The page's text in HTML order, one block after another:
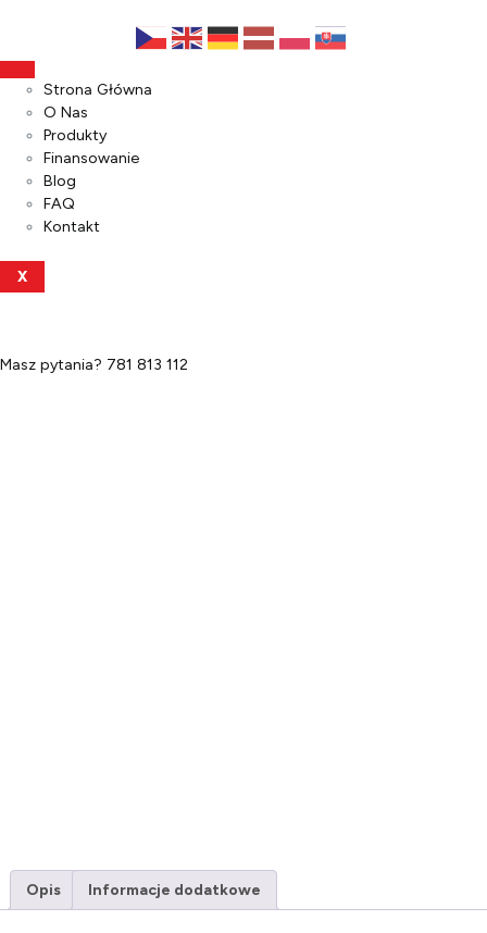
Strona Główna
O Nas
Produkty
Finansowanie
Blog
FAQ
Kontakt
X
Masz pytania? 781 813 112
Opis Informacje dodatkowe